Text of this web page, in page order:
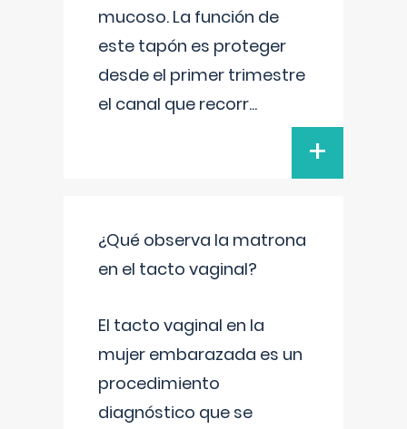
mucoso. La función de
este tapón es proteger
desde el primer trimestre
el canal que recorr...
+
¿Qué observa la matrona
en el tacto vaginal?
El tacto vaginal en la
mujer embarazada es un
procedimiento
diagnóstico que se